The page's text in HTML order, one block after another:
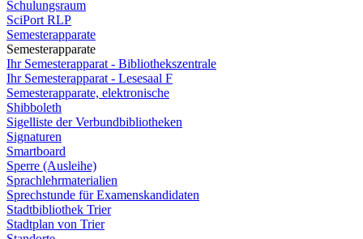
Schulungsraum
SciPort RLP
Semesterapparate
Semesterapparate
Ihr Semesterapparat - Bibliothekszentrale
Ihr Semesterapparat - Lesesaal F
Semesterapparate, elektronische
Shibboleth
Sigelliste der Verbundbibliotheken
Signaturen
Smartboard
Sperre (Ausleihe)
Sprachlehrmaterialien
Sprechstunde für Examenskandidaten
Stadtbibliothek Trier
Stadtplan von Trier